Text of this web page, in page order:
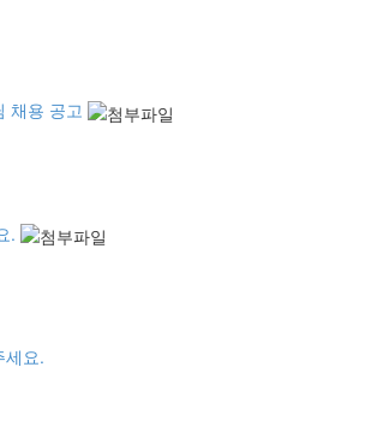
채용 공고
.
세요.